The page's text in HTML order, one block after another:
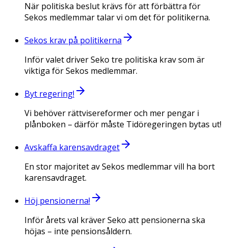
När politiska beslut krävs för att förbättra för
Sekos medlemmar talar vi om det för politikerna.
Sekos krav på politikerna
Inför valet driver Seko tre politiska krav som är
viktiga för Sekos medlemmar.
Byt regering!
Vi behöver rättvisereformer och mer pengar i
plånboken – därför måste Tidöregeringen bytas ut!
Avskaffa karensavdraget
En stor majoritet av Sekos medlemmar vill ha bort
karensavdraget.
Höj pensionerna!
Inför årets val kräver Seko att pensionerna ska
höjas – inte pensionsåldern.